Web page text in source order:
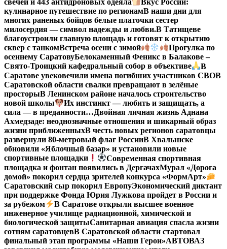
свечей и 443 антидроновых одеяла
Вкус России:
кулинарное путешествие по регионамВ наши дни для
многих раненых бойцов белые платочки сестер
милосердия — символ надежды и любви.В Татищеве
благоустроили главную площадь и готовят к открытию
сквер с танкомВстреча осени с зимой
Прогулка по
осеннему СаратовуБелокаменный Феникс в Балакове –
Свято-Троицкий кафедральный собор в объективе
В
Саратове увековечили имена погибших участников СВОВ
Саратовской области свалки превращают в зелёные
просторыВ Ленинском районе началось строительство
новой школы
Их инстинкт — любить и защищать, а
сила — в преданности…Двойная личная жизнь Аднана
Ахмедзаде: неоднозначные отношения и шикарный образ
жизни приближенныхВ честь новых регионов саратовцы
развернули 80-метровый флаг РоссииВ Хвалынске
обновили «Яблочный базар» и установили новые
спортивные площадки
Современная спортивная
площадка и фонтан появились в ДергачахМурал «Дорога
домой» покорил сердца зрителей конкурса «ФормАрт»
Саратовский сыр покорил ЕвропуЭкономический диктант
при поддержке Фонда Юрия Лужкова пройдет в России и
за рубежом
В Саратове открыли высшее военное
инженерное училище радиационной, химической и
биологической защитыСанитарная авиация спасла жизни
сотням саратовцевВ Саратовской области стартовал
финальный этап программы «Наши Герои»АВТОВАЗ